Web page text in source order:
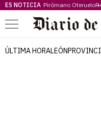
ES NOTICIA Pirómano Oteruelo
Menú
ÚLTIMA HORALEÓN